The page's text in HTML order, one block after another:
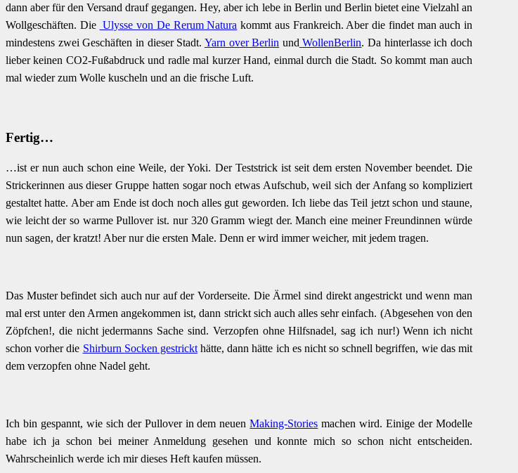
dann aber für den Versand drauf gegangen. Hey, aber ich lebe in Berlin und Berlin bietet eine Vielzahl an
Wollgeschäften. Die Ulysse von De Rerum Natura kommt aus Frankreich. Aber die findet man auch in
mindestens zwei Geschäften in dieser Stadt. Yarn over Berlin und WollenBerlin. Da hinterlasse ich doch
lieber keinen CO2-Fußabdruck und radle mal kurzer Hand, einmal durch die Stadt. So kommt man auch
mal wieder zum Wolle kuscheln und an die frische Luft.
Fertig…
…ist er nun auch schon eine Weile, der Yoki. Der Teststrick ist seit dem ersten November beendet. Die
Strickerinnen aus dieser Gruppe hatten sogar noch etwas Aufschub, weil sich der Anfang so kompliziert
gestaltet hatte. Aber am Ende ist doch noch alles gut geworden. Ich liebe das Teil jetzt schon und staune,
wie leicht der so warme Pullover ist. nur 320 Gramm wiegt der. Manch eine meiner Freundinnen würde
nun sagen, der kratzt! Aber nur die ersten Male. Denn er wird immer weicher, mit jedem tragen.
Das Muster befindet sich auch nur auf der Vorderseite. Die Ärmel sind direkt angestrickt und wenn man
mal erst unter den Armen angekommen ist, dann strickt sich auch alles sehr einfach. (Abgesehen von den
Zöpfchen!, die nicht jedermanns Sache sind. Verzopfen ohne Hilfsnadel, sag ich nur!) Wenn ich nicht
schon vorher die Shirburn Socken gestrickthätte, dann hätte ich es nicht so schnell begriffen, wie das mit
dem verzopfen ohne Nadel geht.
Ich bin gespannt, wie sich der Pullover in dem neuenMaking-Stories machen wird. Einige der Modelle
habe ich ja schon bei meiner Anmeldung gesehen und konnte mich so schon nicht entscheiden.
Wahrscheinlich werde ich mir dieses Heft kaufen müssen.